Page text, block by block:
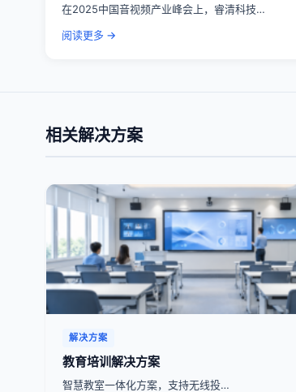
在2025中国音视频产业峰会上，睿清科技…
阅读更多 →
相关解决方案
解决方案
教育培训解决方案
智慧教室一体化方案，支持无线投…